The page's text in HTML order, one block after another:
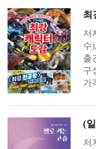
최
저
수
출
구
가
(
저